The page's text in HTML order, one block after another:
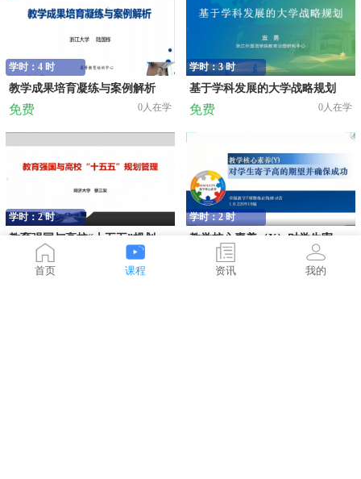
学时：4 时
教学成果培育凝练与案例解析
免费 0人在学
学时：3 时
基于学科发展的大学战略规划
免费 0人在学
学时：2 时
教育强国与高校“十五五”规划管理
0人在学
学时：2 时
教学核心素养（Y）对学生寄予高的期望并确保成功
0人在学
首页 课程 资讯 我的